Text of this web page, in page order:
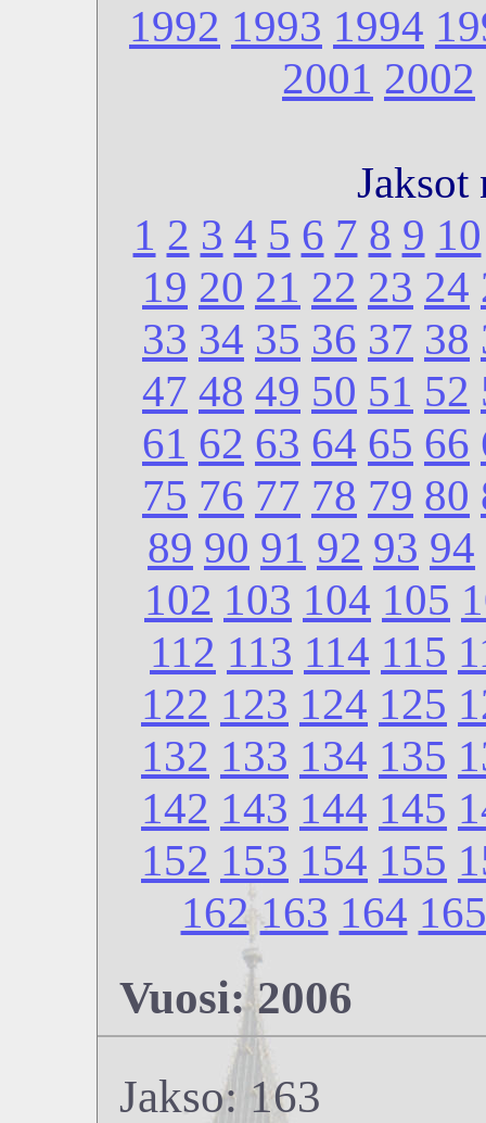
1992 1993 1994
2001 2002
Jaksot
1 2 3 4 5 6 7 8 9 10
19 20 21 22 23 24
33 34 35 36 37 38
47 48 49 50 51 52
61 62 63 64 65 66
75 76 77 78 79 80
89 90 91 92 93 94
102 103 104 105
112 113 114 115
122 123 124 125
132 133 134 135
142 143 144 145
152 153 154 155
162 163 164 165
Vuosi: 2006
Jakso: 163